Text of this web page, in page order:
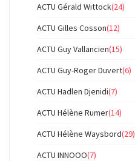
ACTU Gérald Wittock(24)
ACTU Gilles Cosson(12)
ACTU Guy Vallancien(15)
ACTU Guy-Roger Duvert(6)
ACTU Hadlen Djenidi(7)
ACTU Hélène Rumer(14)
ACTU Hélène Waysbord(29)
ACTU INNOOO(7)